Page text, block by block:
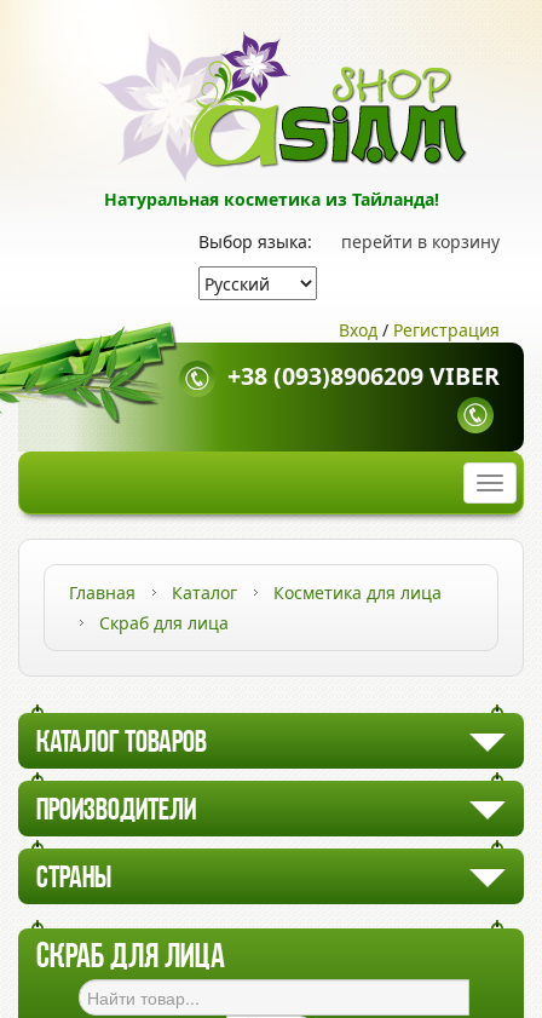
Натуральная косметика из Тайланда!
перейти в корзину
Выбор языка:
Вход / Регистрация
+38 (093)8906209 VIBER
Главная Каталог
Косметика для лица
Скраб для лица
КАТАЛОГ ТОВАРОВ
ПРОИЗВОДИТЕЛИ
СТРАНЫ
СКРАБ ДЛЯ ЛИЦА